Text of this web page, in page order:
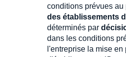
conditions prévues
des établissements
déterminés par
dans les conditions
l'entreprise la mise